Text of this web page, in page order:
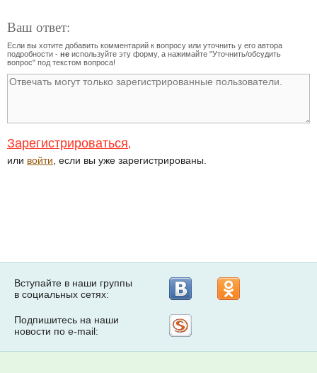
Ваш ответ:
Если вы хотите добавить комментарий к вопросу или уточнить у его автора
подробности - не используйте эту форму, а нажимайте "Уточнить/обсудить
вопрос" под текстом вопроса!
Зарегистрироваться,
или войти , если вы уже зарегистрированы.
Вступайте в наши группы
в социальных сетях:
Подпишитесь на наши
новости по e-mail: